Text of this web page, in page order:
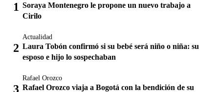
Soraya Montenegro le propone un nuevo trabajo a
Cirilo
Actualidad
Laura Tobón confirmó si su bebé será niño o niña: su
esposo e hijo lo sospechaban
Rafael Orozco
Rafael Orozco viaja a Bogotá con la bendición de su